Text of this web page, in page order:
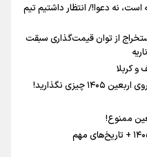
شلمچه تا شهرهای زیارتی
نه دعوا!/ انتظار داشتیم تیم
استخراج از توان قیمت‌گذاری سبقت
چیزی نگذارید!
ممنوع!